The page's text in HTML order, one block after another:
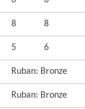
8 8
5 6
Ruban: Bronze
Ruban: Bronze